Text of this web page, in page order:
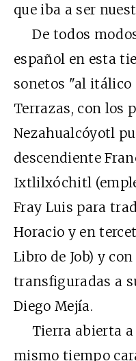
que iba a ser
De todos
español en esta
sonetos "al itálico
Terrazas, con los
Nezahualcóyotl
descendiente
Ixtlilxóchitl
Fray Luis para
Horacio y en
Libro de Job) y con
transfiguradas a
Diego Mejía.
Tierra abierta a
mismo tiempo